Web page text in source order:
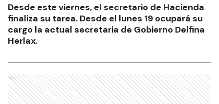
Desde este viernes, el secretario de Hacienda
finaliza su tarea. Desde el lunes 19 ocupará su
cargo la actual secretaria de Gobierno Delfina
Herlax.
Ads